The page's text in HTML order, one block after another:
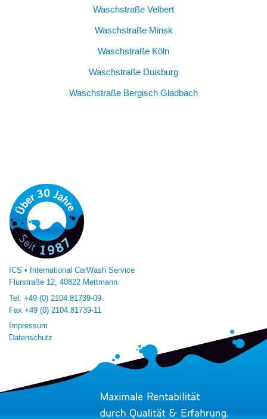
Waschstraße Velbert
Waschstraße Minsk
Waschstraße Köln
Waschstraße Duisburg
Waschstraße Bergisch Gladbach
ICS • International CarWash Service
Flurstraße 12, 40822 Mettmann
Tel. +49 (0) 2104.81739-09
Fax +49 (0) 2104.81739-11
Impressum
Datenschutz